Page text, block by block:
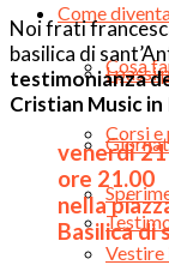
Come
I passi
Corsi e
Vestire
Cosa
Noi frati
basilica di
testimonianza
Cristian Music in
venerdì
ore 21.00
nella
Basilica di